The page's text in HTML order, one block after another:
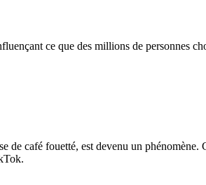
ce que des millions de personnes
café fouetté, est devenu un